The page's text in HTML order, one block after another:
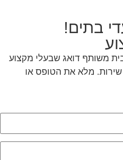
בתים!
משותף דואג שבעלי מקצוע
שירות. מלא את הטופס אולחץ